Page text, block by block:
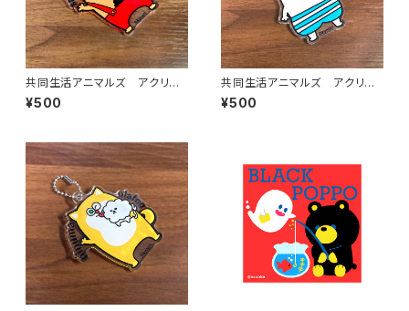
共同生活アニマルズ アクリル
ボールチェーン（佐久間）
¥500
共同生活アニマルズ アクリル
ボールチェーン（シロコロホルモ
ン）
¥500